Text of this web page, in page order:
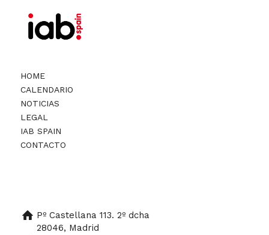
HOME
CALENDARIO
NOTICIAS
LEGAL
IAB SPAIN
CONTACTO
Pº Castellana 113. 2º dcha
28046, Madrid